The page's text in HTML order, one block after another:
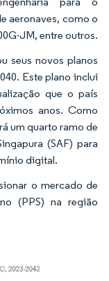
aeronaves, como o
JM, entre outros.
seus novos planos
Este plano inclui
que o país
anos. Como
um quarto ramo de
(SAF) para
digital.
o mercado de
(PPS) na região